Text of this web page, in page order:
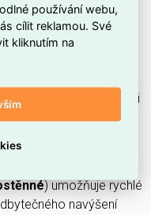
6,4 mm, takže
před smrštěním.
flexibilitu a odolnost při
vizuální
) umožňuje rychlé
navýšení
používání webu,
cílit reklamou. Své
kliknutím na